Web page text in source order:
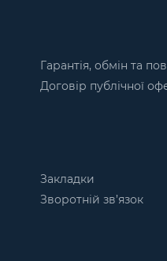
Гарантія, обмін та
Договір публічної
Закладки
Зворотній зв’язок